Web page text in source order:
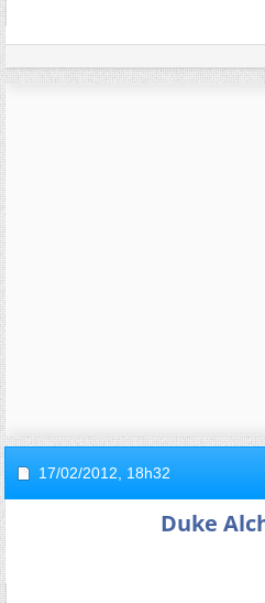
17/02/2012, 18h32
Duke